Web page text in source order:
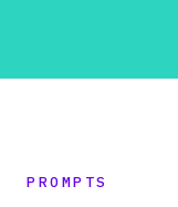
PROMPTS